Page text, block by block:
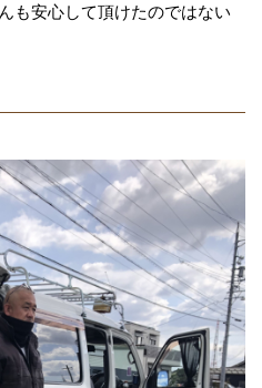
も安心して頂けたのではない